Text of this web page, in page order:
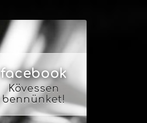
facebook
Kövessen
bennünket!